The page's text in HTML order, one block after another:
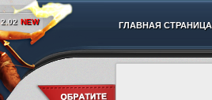
2.02 NEW ГЛАВНАЯ СТРАНИЦА